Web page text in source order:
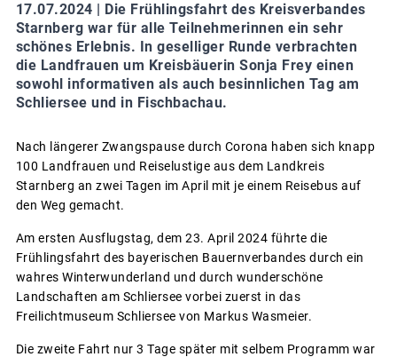
17.07.2024 |
Die Frühlingsfahrt des Kreisverbandes
Starnberg war für alle Teilnehmerinnen ein sehr
schönes Erlebnis. In geselliger Runde verbrachten
die Landfrauen um Kreisbäuerin Sonja Frey einen
sowohl informativen als auch besinnlichen Tag am
Schliersee und in Fischbachau.
Nach längerer Zwangspause durch Corona haben sich knapp
100 Landfrauen und Reiselustige aus dem Landkreis
Starnberg an zwei Tagen im April mit je einem Reisebus auf
den Weg gemacht.
Am ersten Ausflugstag, dem 23. April 2024 führte die
Frühlingsfahrt des bayerischen Bauernverbandes durch ein
wahres Winterwunderland und durch wunderschöne
Landschaften am Schliersee vorbei zuerst in das
Freilichtmuseum Schliersee von Markus Wasmeier.
Die zweite Fahrt nur 3 Tage später mit selbem Programm war